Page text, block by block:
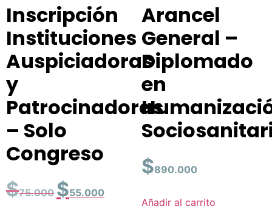
Inscripción
Instituciones
Auspiciadoras
y
Patrocinadoras
– Solo
Congreso
$75.000 $55.000
Arancel
General –
Diplomado
en
$890.000
Añadir al carrito